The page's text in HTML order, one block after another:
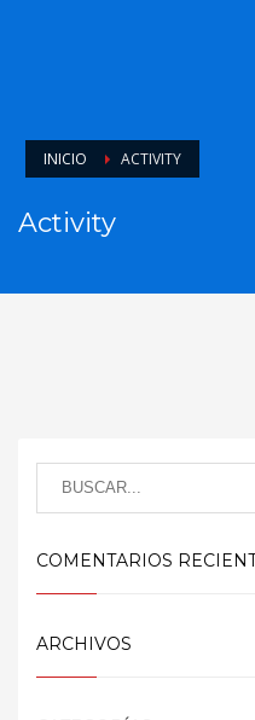
INICIO ACTIVITY
Activity
COMENTARIOS
ARCHIVOS